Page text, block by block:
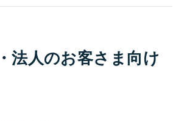
法人のお客さま向け